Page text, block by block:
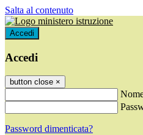
Salta al contenuto
Accedi
Accedi
button close ×
Password dimenticata?